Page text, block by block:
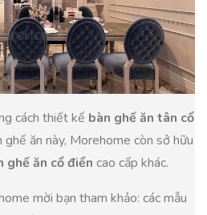
cách thiết kế bàn ghế ăn tân cổ
ghế ăn này, Morehome còn sở hữu
ghế ăn cổ điển cao cấp khác.
mời bạn tham khảo: các mẫu